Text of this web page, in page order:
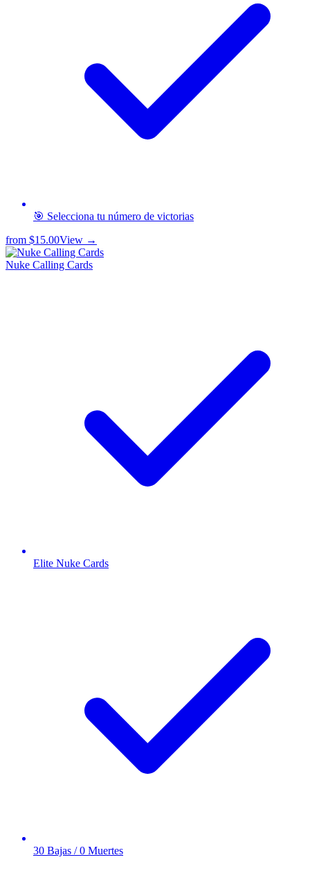
🎯 Selecciona tu número de victorias
from $15.00View →
Nuke Calling Cards
Elite Nuke Cards
30 Bajas / 0 Muertes